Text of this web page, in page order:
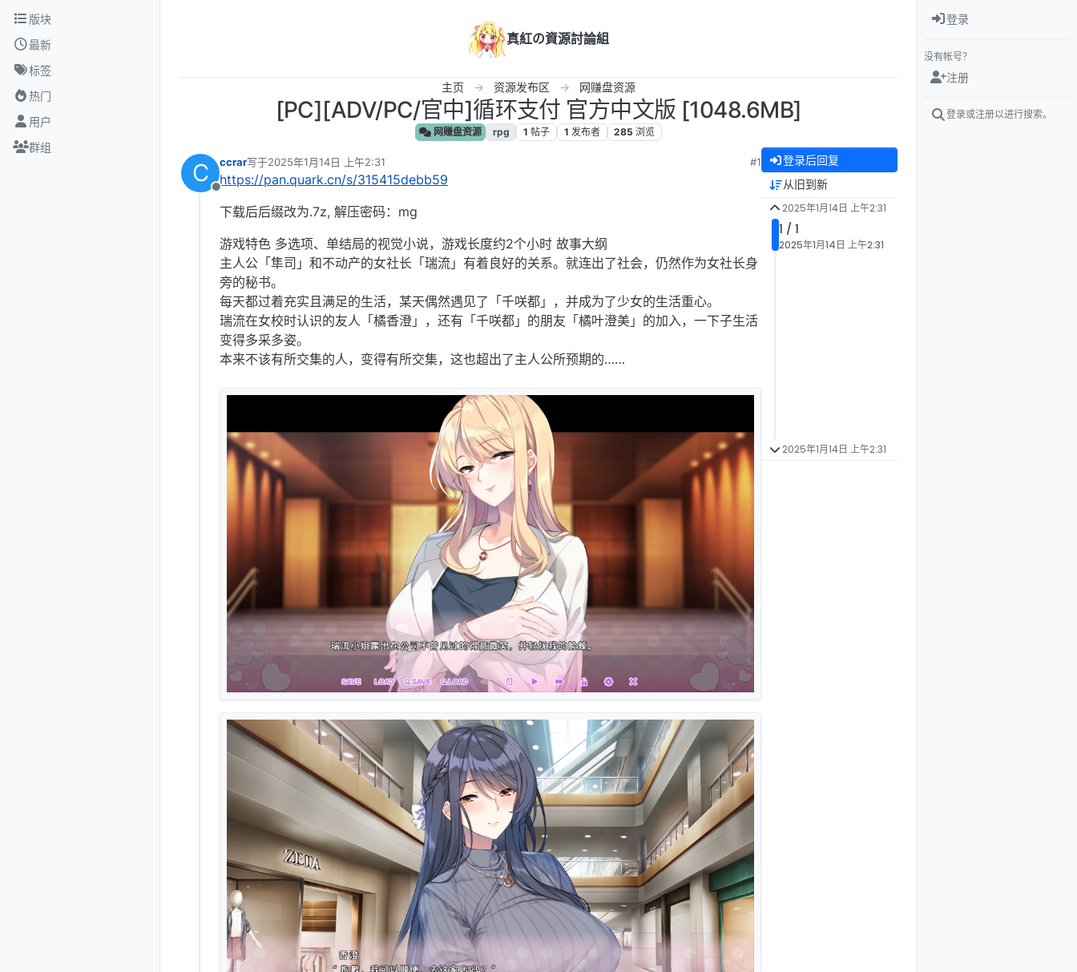
跳转至内容
版块
最新
标签
热门
用户
群组
真紅の資源討論組
主页 资源发布区 网赚盘资源
[PC][ADV/PC/官中]循环支付 官方中文版 [1048.6MB]
网赚盘资源 rpg 1 帖子 1 发布者 285 浏览
C
离线
ccrar写于2025年1月14日 上午2:31
最后由 编辑
#1
https://pan.quark.cn/s/315415debb59
下载后后缀改为.7z, 解压密码：mg
游戏特色 多选项、单结局的视觉小说，游戏长度约2个小时 故事大纲
主人公「隼司」和不动产的女社长「瑞流」有着良好的关系。就连出了社会，仍然作为女社长身
旁的秘书。
每天都过着充实且满足的生活，某天偶然遇见了「千咲都」，并成为了少女的生活重心。
瑞流在女校时认识的友人「橘香澄」，还有「千咲都」的朋友「橘叶澄美」的加入，一下子生活
变得多采多姿。
本来不该有所交集的人，变得有所交集，这也超出了主人公所预期的……
登录后回复
从旧到新
2025年1月14日 上午2:31
1 / 1
2025年1月14日 上午2:31
2025年1月14日 上午2:31
登录
没有帐号？
注册
登录或注册以进行搜索。